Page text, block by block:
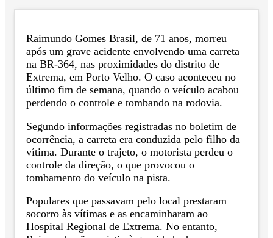
Raimundo Gomes Brasil, de 71 anos, morreu
após um grave acidente envolvendo uma carreta
na BR-364, nas proximidades do distrito de
Extrema, em Porto Velho. O caso aconteceu no
último fim de semana, quando o veículo acabou
perdendo o controle e tombando na rodovia.
Segundo informações registradas no boletim de
ocorrência, a carreta era conduzida pelo filho da
vítima. Durante o trajeto, o motorista perdeu o
controle da direção, o que provocou o
tombamento do veículo na pista.
Populares que passavam pelo local prestaram
socorro às vítimas e as encaminharam ao
Hospital Regional de Extrema. No entanto,